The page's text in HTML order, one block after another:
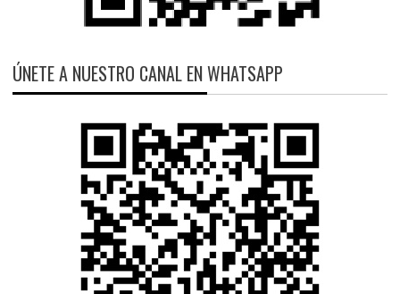
ÚNETE A NUESTRO CANAL EN WHATSAPP